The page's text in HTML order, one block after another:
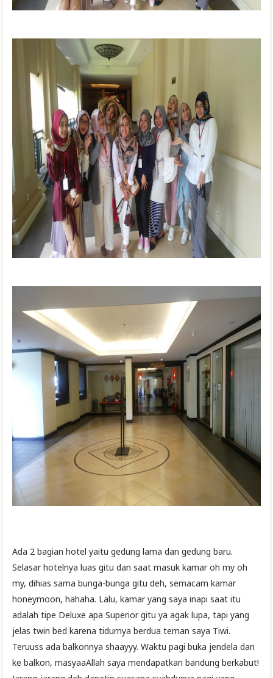
Ada 2 bagian hotel yaitu gedung lama dan gedung baru.
Selasar hotelnya luas gitu dan saat masuk kamar oh my oh
my, dihias sama bunga-bunga gitu deh, semacam kamar
honeymoon, hahaha. Lalu, kamar yang saya inapi saat itu
adalah tipe Deluxe apa Superior gitu ya agak lupa, tapi yang
jelas twin bed karena tidurnya berdua teman saya Tiwi.
Teruuss ada balkonnya shaayyy. Waktu pagi buka jendela dan
ke balkon, masyaaAllah saya mendapatkan bandung berkabut!